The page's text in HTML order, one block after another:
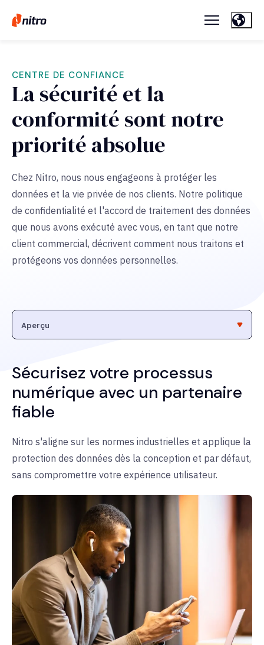
CENTRE DE CONFIANCE
La sécurité et la
conformité sont notre
priorité absolue
Chez Nitro, nous nous engageons à protéger les
données et la vie privée de nos clients. Notre politique
de confidentialité et l'accord de traitement des données
que nous avons exécuté avec vous, en tant que notre
client commercial, décrivent comment nous traitons et
protégeons vos données personnelles.
Sécurisez votre processus
numérique avec un partenaire
fiable
Nitro s'aligne sur les normes industrielles et applique la
protection des données dès la conception et par défaut,
sans compromettre votre expérience utilisateur.